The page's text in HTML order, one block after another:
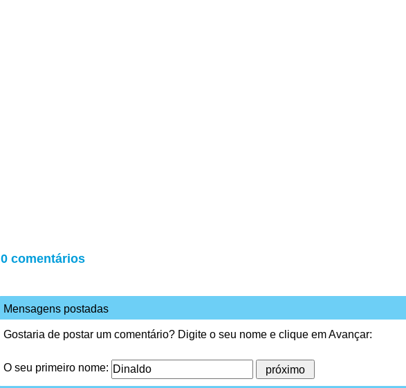
0 comentários
Mensagens postadas
Gostaria de postar um comentário? Digite o seu nome e clique em Avançar:
O seu primeiro nome: